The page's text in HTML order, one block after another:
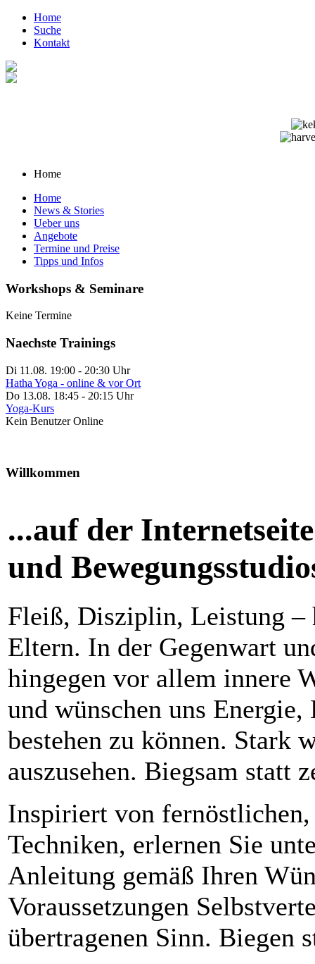
Home
Suche
Kontakt
Home
Home
News & Stories
Ueber uns
Angebote
Termine und Preise
Tipps und Infos
Workshops & Seminare
Keine Termine
Naechste Trainings
Di 11.08. 19:00 - 20:30 Uhr
Hatha Yoga - online & vor Ort
Do 13.08. 18:45 - 20:15 Uhr
Yoga-Kurs
Kein Benutzer Online
Willkommen
...auf der
und
Fleiß, Disziplin, Leistung –
Eltern. In der Gegenwart
hingegen vor allem innere
und wünschen uns
bestehen zu können. Stark
auszusehen. Biegsam statt
Inspiriert von
Techniken, erlernen Sie
Anleitung gemäß Ihren
Voraussetzungen
übertragenen Sinn. Biegen